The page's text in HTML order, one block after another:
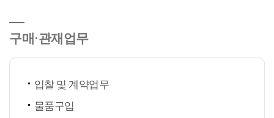
구매·관재업무
입찰 및 계약업무
물품구입